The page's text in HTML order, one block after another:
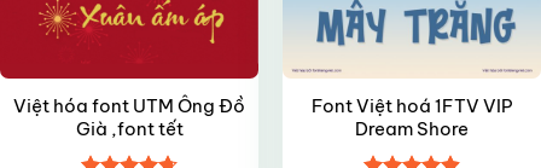
Việt hóa font UTM Ông Đồ
Già ,font tết
Font Việt hoá 1FTV VIP
Dream Shore